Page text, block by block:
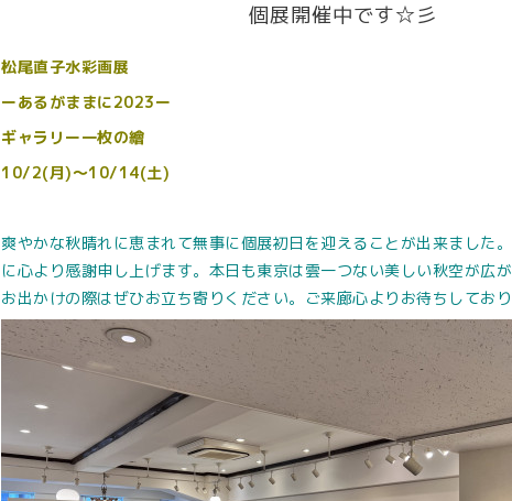
個展開催中です☆彡
松尾直子水彩画展
ーあるがままに2023ー
ギャラリー一枚の繪
10/2(月)〜10/14(土)
爽やかな秋晴れに恵まれて無事に個展初日を迎えることが出来ました
に心より感謝申し上げます。本日も東京は雲一つない美しい秋空が広
お出かけの際はぜひお立ち寄りください。ご来廊心よりお待ちしており